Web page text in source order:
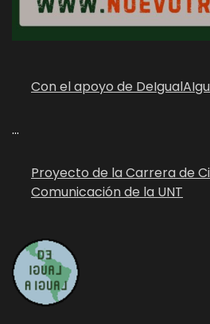
Con el apoyo de
...
Proyecto de la Carrera de
Comunicación de la UNT